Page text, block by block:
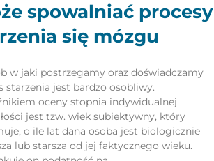
spowalniać procesy
się mózgu
w jaki postrzegamy oraz doświadczamy
starzenia jest bardzo osobliwy.
oceny stopnia indywidualnej
jest tzw. wiek subiektywny, który
o ile lat dana osoba jest biologicznie
lub starsza od jej faktycznego wieku.